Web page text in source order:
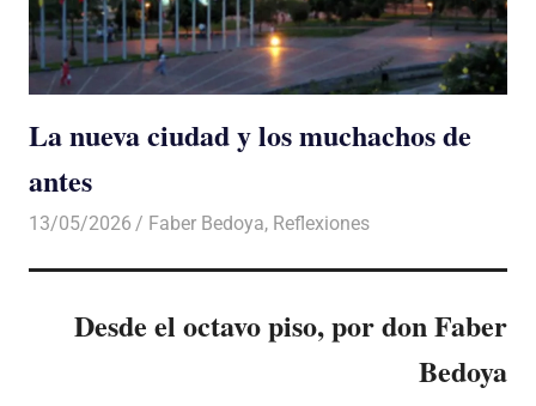
La nueva ciudad y los muchachos de
antes
13/05/2026 De todo un Poco
Faber Bedoya, Reflexiones
Desde el octavo piso, por don Faber
Bedoya